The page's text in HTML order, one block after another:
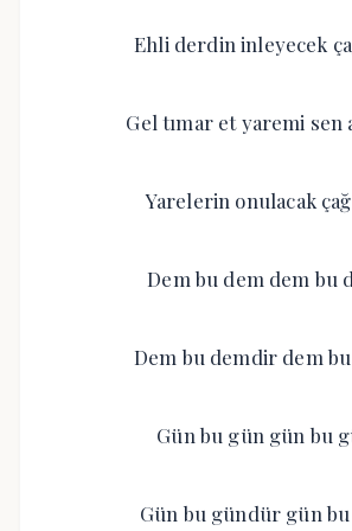
Ehli derdin inleyecek
Gel tımar et yaremi sen
Yarelerin onulacak
Dem bu dem dem bu
Dem bu demdir dem
Gün bu gün gün bu
Gün bu gündür gün